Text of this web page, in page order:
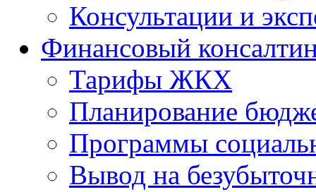
Консультации и
Финансовый
Тарифы ЖКХ
Планирование
Программы
Вывод на